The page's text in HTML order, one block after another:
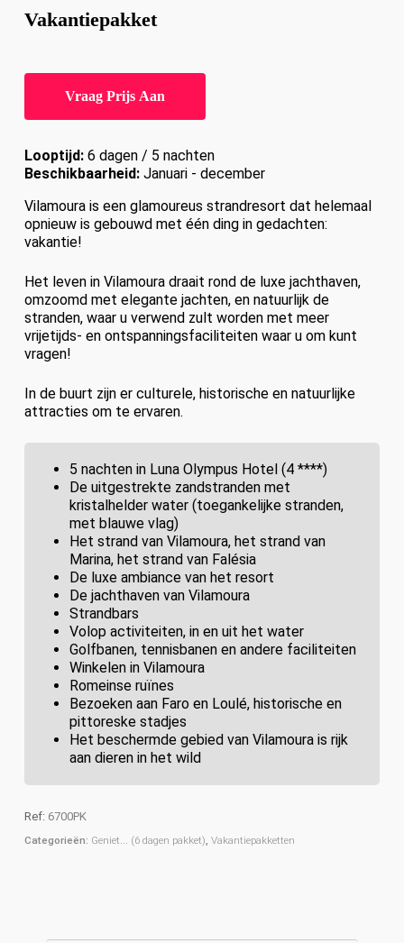
Vakantiepakket
Vraag Prijs Aan
Looptijd:6 dagen / 5 nachten
Beschikbaarheid:Januari - december
Vilamoura is een glamoureus strandresort dat helemaal
opnieuw is gebouwd met één ding in gedachten:
vakantie!
Het leven in Vilamoura draait rond de luxe jachthaven,
omzoomd met elegante jachten, en natuurlijk de
stranden, waar u verwend zult worden met meer
vrijetijds- en ontspanningsfaciliteiten waar u om kunt
vragen!
In de buurt zijn er culturele, historische en natuurlijke
attracties om te ervaren.
5 nachten in Luna Olympus Hotel (4 ****)
De uitgestrekte zandstranden met
kristalhelder water (toegankelijke stranden,
met blauwe vlag)
Het strand van Vilamoura, het strand van
Marina, het strand van Falésia
De luxe ambiance van het resort
De jachthaven van Vilamoura
Strandbars
Volop activiteiten, in en uit het water
Golfbanen, tennisbanen en andere faciliteiten
Winkelen in Vilamoura
Romeinse ruïnes
Bezoeken aan Faro en Loulé, historische en
pittoreske stadjes
Het beschermde gebied van Vilamoura is rijk
aan dieren in het wild
Ref: 6700PK
Categorieën: Geniet... (6 dagen pakket) Vakantiepakketten